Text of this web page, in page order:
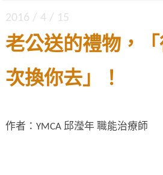
2016 / 4 / 15
老公送的禮物，
次換你去」！
作者：YMCA 邱瀅年 職能治療師